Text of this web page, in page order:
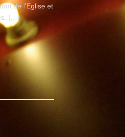
de l’Eglise et
[…]